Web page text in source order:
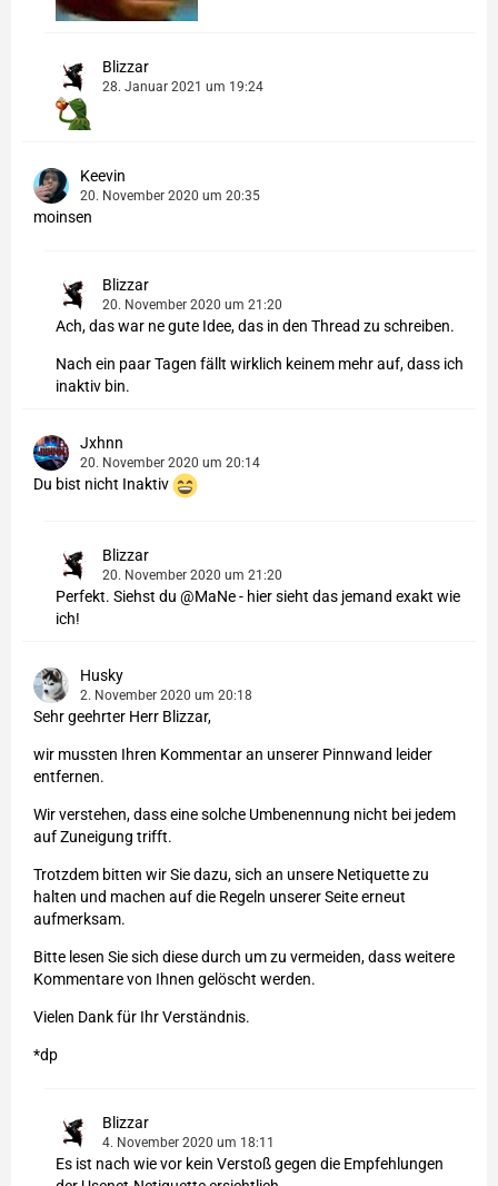
Blizzar
28. Januar 2021 um 19:24
Keevin
20. November 2020 um 20:35
moinsen
Blizzar
20. November 2020 um 21:20
Ach, das war ne gute Idee, das in den Thread zu schreiben.
Nach ein paar Tagen fällt wirklich keinem mehr auf, dass ich
inaktiv bin.
Jxhnn
20. November 2020 um 20:14
Du bist nicht Inaktiv
Blizzar
20. November 2020 um 21:20
Perfekt. Siehst du @MaNe - hier sieht das jemand exakt wie
ich!
Husky
2. November 2020 um 20:18
Sehr geehrter Herr Blizzar,
wir mussten Ihren Kommentar an unserer Pinnwand leider
entfernen.
Wir verstehen, dass eine solche Umbenennung nicht bei jedem
auf Zuneigung trifft.
Trotzdem bitten wir Sie dazu, sich an unsere Netiquette zu
halten und machen auf die Regeln unserer Seite erneut
aufmerksam.
Bitte lesen Sie sich diese durch um zu vermeiden, dass weitere
Kommentare von Ihnen gelöscht werden.
Vielen Dank für Ihr Verständnis.
*dp
Blizzar
4. November 2020 um 18:11
Es ist nach wie vor kein Verstoß gegen die Empfehlungen